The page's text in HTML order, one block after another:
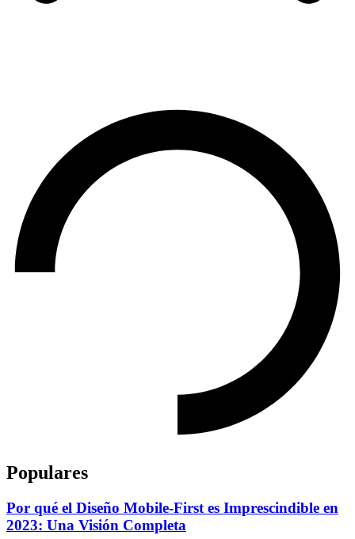
Populares
Por qué el Diseño Mobile-First es Imprescindible en
2023: Una Visión Completa